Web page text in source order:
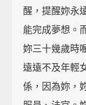
醒，提醒妳永
能完成夢想。
妳三十幾歲時
遠遠不及年輕
係，因為妳，